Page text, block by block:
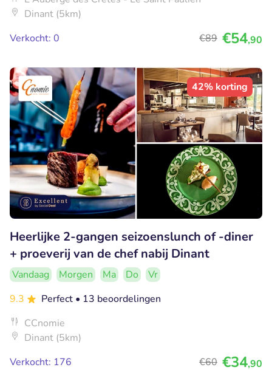
Dinant (5km)
Verkocht: 0
€89 €54,90
42% korting
Heerlijke 2-gangen seizoenslunch of -diner
+ proeverij van de chef nabij Dinant
Vandaag Morgen Ma Do
Vr
9.3
Perfect • 13 beoordelingen
CCnomie
Dinant (5km)
Verkocht: 176
€60 €34,90